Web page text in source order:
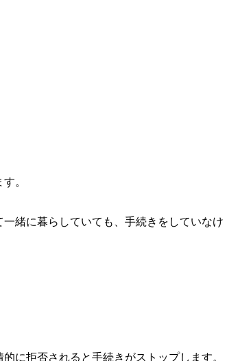
。
緒に暮らしていても、手続きをしていなけ
に拒否されると手続きがストップします。